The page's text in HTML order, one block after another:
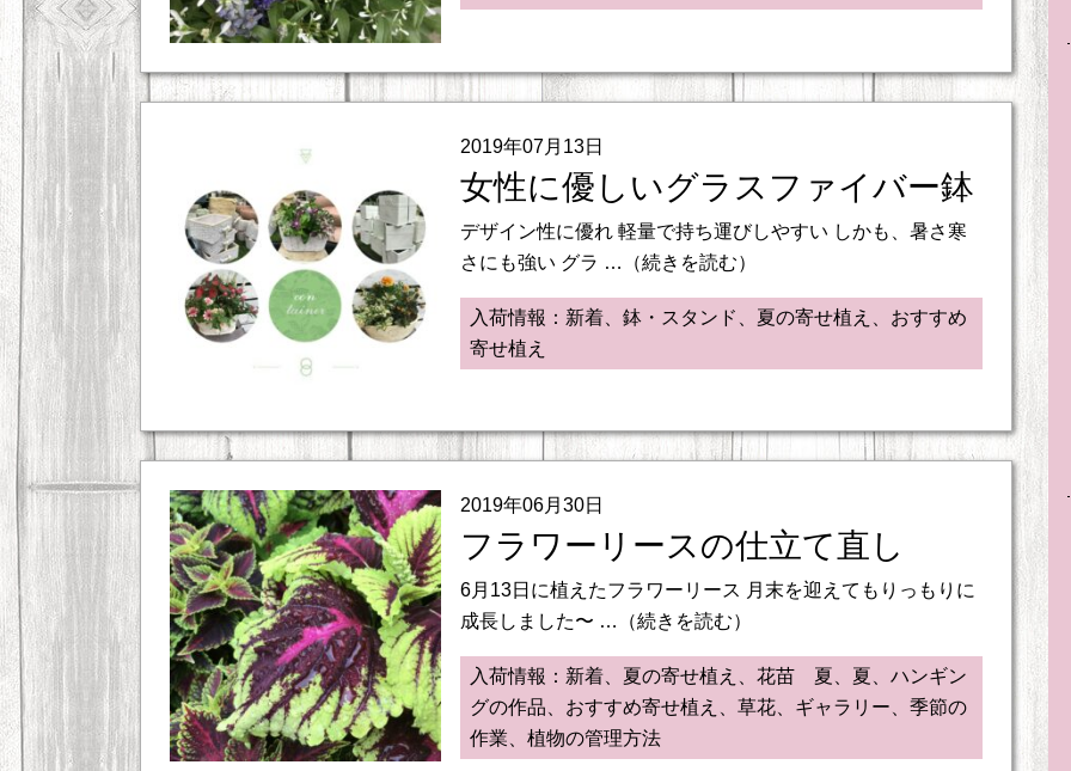
2019年07月13日
女性に優しいグラスファイバー鉢
デザイン性に優れ 軽量で持ち運びしやすい しかも、暑さ寒
さにも強い グラ …（続きを読む）
入荷情報：新着、鉢・スタンド、夏の寄せ植え、おすすめ
寄せ植え
2019年06月30日
フラワーリースの仕立て直し
6月13日に植えたフラワーリース 月末を迎えてもりっもりに
成長しました〜 …（続きを読む）
入荷情報：新着、夏の寄せ植え、花苗 夏、夏、ハンギン
グの作品、おすすめ寄せ植え、草花、ギャラリー、季節の
作業、植物の管理方法